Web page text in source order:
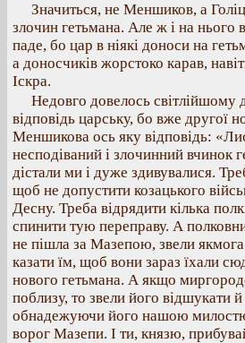
Значиться, не Меншиков, а
злочин гетьмана. Але ж і на нього
паде, бо цар в ніякі доноси на
а доносчиків жорстоко карав,
Іскра.
Недовго довелось світлійшому
відповідь царську, бо вже другої
Меншикова ось яку відповідь:
несподіваний і злочинний вчинок
дістали ми і дуже здивувалися.
щоб не допустити козацького
Десну. Треба відрядити кілька
спинити тую переправу. А
не пішла за Мазепою, звели
казати їм, щоб вони зараз їхали
нового гетьмана. А якщо
поблизу, то звели його відшукати
обнадежуючи його нашою
ворог Мазепи. І ти, князю,